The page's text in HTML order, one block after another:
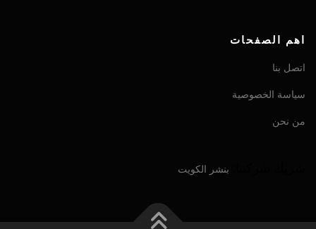
اهم الصفحات
اتصل بنا
سياسة الخصوصية
من نحن
بنشر الكويت